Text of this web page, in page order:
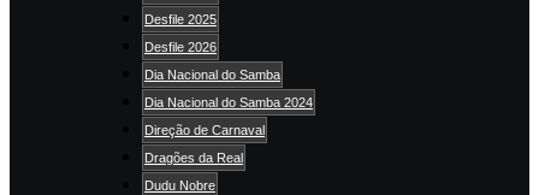
Desfile 2025
Desfile 2026
Dia Nacional do Samba
Dia Nacional do Samba 2024
Direção de Carnaval
Dragões da Real
Dudu Nobre